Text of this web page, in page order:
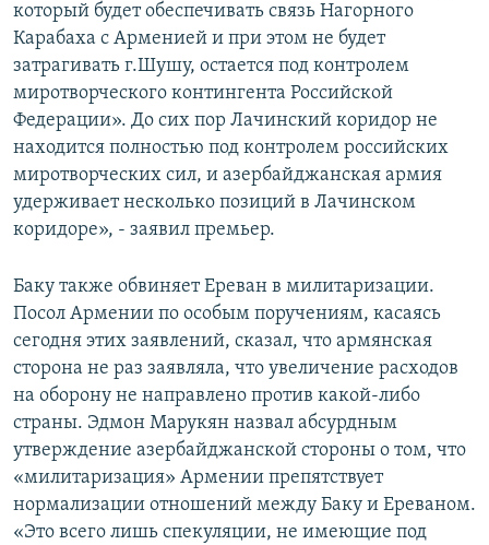
который будет обеспечивать связь Нагорного
Карабаха с Арменией и при этом не будет
затрагивать г.Шушу, остается под контролем
миротворческого контингента Российской
Федерации». До сих пор Лачинский коридор не
находится полностью под контролем российских
миротворческих сил, и азербайджанская армия
удерживает несколько позиций в Лачинском
коридоре», - заявил премьер.
Баку также обвиняет Ереван в милитаризации.
Посол Армении по особым поручениям, касаясь
сегодня этих заявлений, сказал, что армянская
сторона не раз заявляла, что увеличение расходов
на оборону не направлено против какой-либо
страны. Эдмон Марукян назвал абсурдным
утверждение азербайджанской стороны о том, что
«милитаризация» Армении препятствует
нормализации отношений между Баку и Ереваном.
«Это всего лишь спекуляции, не имеющие под